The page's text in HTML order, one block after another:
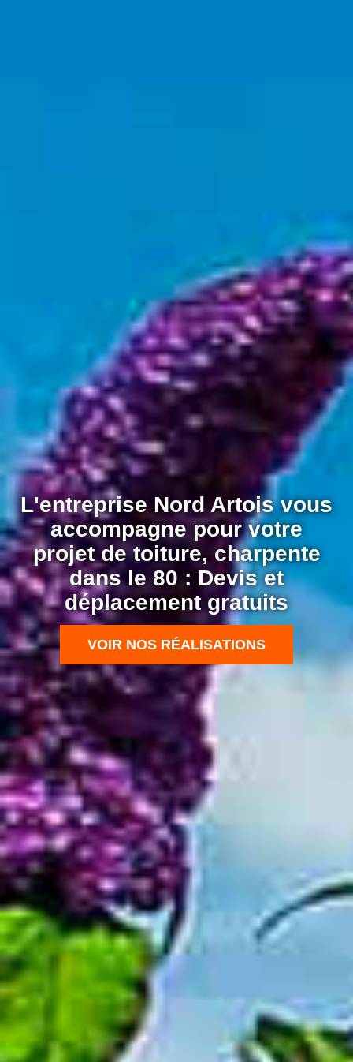
L'entreprise Nord Artois vous
accompagne pour votre
projet de toiture, charpente
dans le 80 : Devis et
déplacement gratuits
VOIR NOS RÉALISATIONS